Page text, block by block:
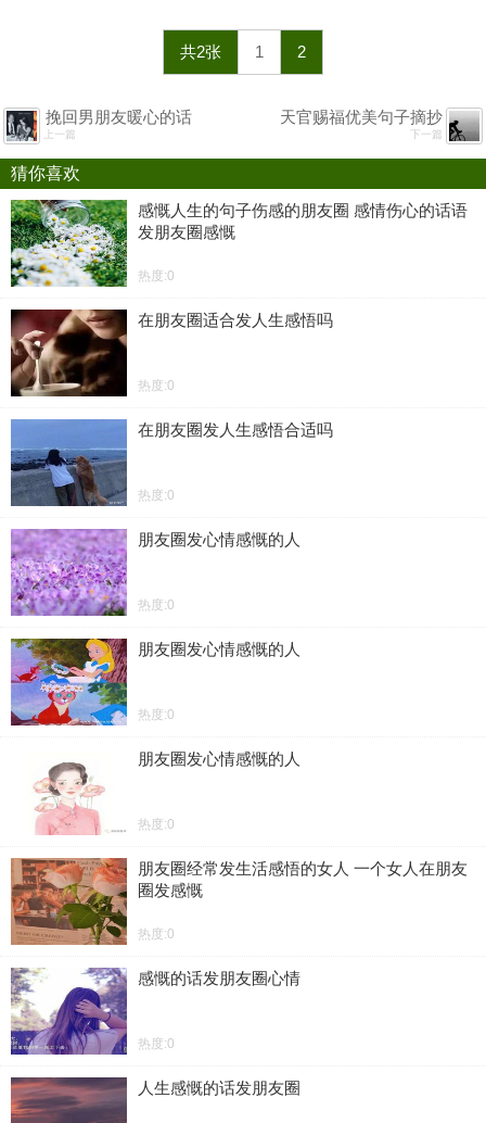
共2张 1 2
挽回男朋友暖心的话
上一篇
天官赐福优美句子摘抄
下一篇
猜你喜欢
感慨人生的句子伤感的朋友圈 感情伤心的话语
发朋友圈感慨
热度:0
在朋友圈适合发人生感悟吗
热度:0
在朋友圈发人生感悟合适吗
热度:0
朋友圈发心情感慨的人
热度:0
朋友圈发心情感慨的人
热度:0
朋友圈发心情感慨的人
热度:0
朋友圈经常发生活感悟的女人 一个女人在朋友
圈发感慨
热度:0
感慨的话发朋友圈心情
热度:0
人生感慨的话发朋友圈